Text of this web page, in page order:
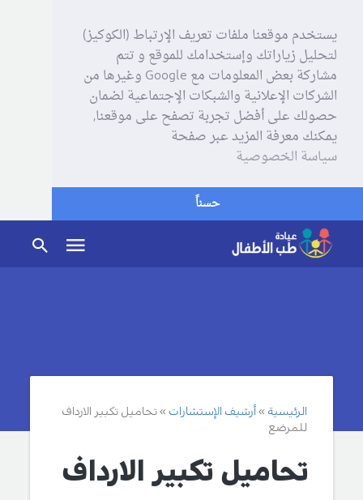
يستخدم موقعنا ملفات تعريف الإرتباط (الكوكيز)
لتحليل زياراتك وإستخدامك للموقع و تتم
مشاركة بعض المعلومات مع Google وغيرها من
الشركات الإعلانية والشبكات الإجتماعية لضمان
حصولك على أفضل تجربة تصفح على موقعنا,
يمكنك معرفة المزيد عبر صفحة
سياسة الخصوصية
حسناً
الرئيسية أرشيف الإستشارات
تحاميل تكبير الارداف
للمرضع
تحاميل تكبير الارداف